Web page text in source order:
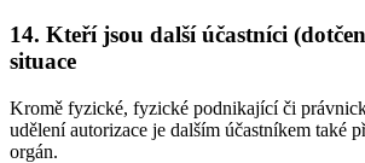
14. Kteří jsou další účastníci
situace
Kromě fyzické, fyzické podnikající či
udělení autorizace je dalším účastníkem také
orgán.